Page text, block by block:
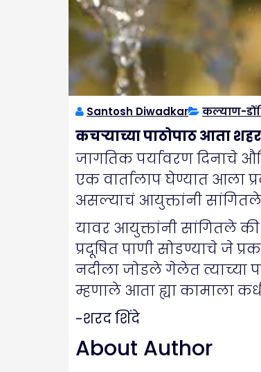
Santosh Diwadkar कल्याण-
कचऱ्याच्या पाठोपाठ आता
जागतिक पर्यावरण दिनाचे
एक वार्तालाप घेण्यात आला
असल्याचं आयुक्तांनी सांगितले
यावर आयुक्तांनी सांगितले
प्रदूषित पाणी सोडण्याचे जे
नदीला जोडले गेलेत त्याच्या
म्हणाले आता ह्या कामाला
-शरद शिंदे
About Author